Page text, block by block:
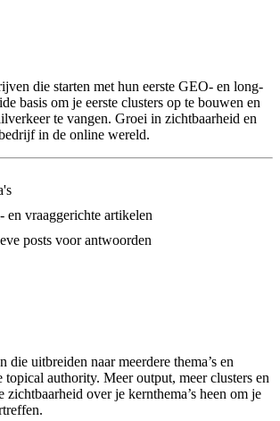
die starten met hun eerste GEO- en long-
basis om je eerste clusters op te bouwen en
te vangen. Groei in zichtbaarheid en
in de online wereld.
en vraaggerichte artikelen
posts voor antwoorden
die uitbreiden naar meerdere thema’s en
topical authority. Meer output, meer clusters en
zichtbaarheid over je kern­thema’s heen om je